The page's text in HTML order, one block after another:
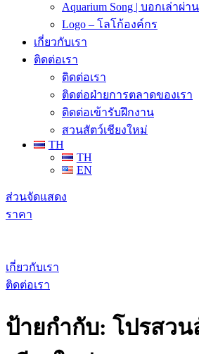
Aquarium Song | บอกเล่าผ่า
Logo – โลโก้องค์กร
เกี่ยวกับเรา
ติดต่อเรา
ติดต่อเรา
ติดต่อฝ่ายการตลาดของเรา
ติดต่อเข้ารับฝึกงาน
สวนสัตว์เชียงใหม่
TH
TH
EN
ส่วนจัดแสดง
ราคา
เกี่ยวกับเรา
ติดต่อเรา
ป้ายกำกับ: โปรสวน